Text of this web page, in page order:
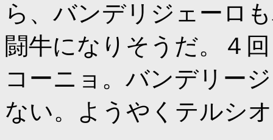
ら、バンデリジェーロ
闘牛になりそうだ。４
コーニョ。バンデリー
ない。ようやくテルシ